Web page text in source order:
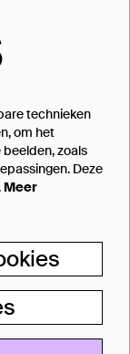
van
van jouw
technieken
om het
zoals
Deze
Meer